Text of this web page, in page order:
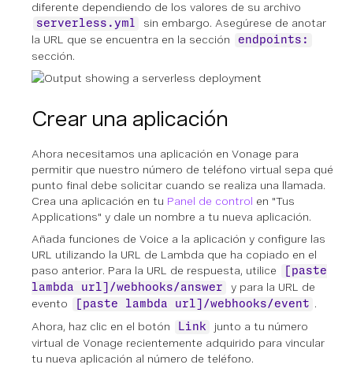
diferente dependiendo de los valores de su archivo
serverless.yml
sin embargo. Asegúrese de anotar
la URL que se encuentra en la sección
endpoints:
sección.
Crear una aplicación
Ahora necesitamos una aplicación en Vonage para
permitir que nuestro número de teléfono virtual sepa qué
punto final debe solicitar cuando se realiza una llamada.
Crea una aplicación en tu Panel de control en "Tus
Applications" y dale un nombre a tu nueva aplicación.
Añada funciones de Voice a la aplicación y configure las
URL utilizando la URL de Lambda que ha copiado en el
paso anterior. Para la URL de respuesta, utilice
[paste
lambda url]/webhooks/answer
y para la URL de
evento
[paste lambda url]/webhooks/event .
Ahora, haz clic en el botón
Link
junto a tu número
virtual de Vonage recientemente adquirido para vincular
tu nueva aplicación al número de teléfono.